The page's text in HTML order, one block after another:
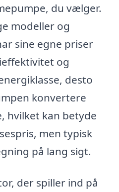
du vælger.
modeller og
sine egne priser
og
desto
konvertere
hvilket kan betyde
men typisk
på lang sigt.
der spiller ind på